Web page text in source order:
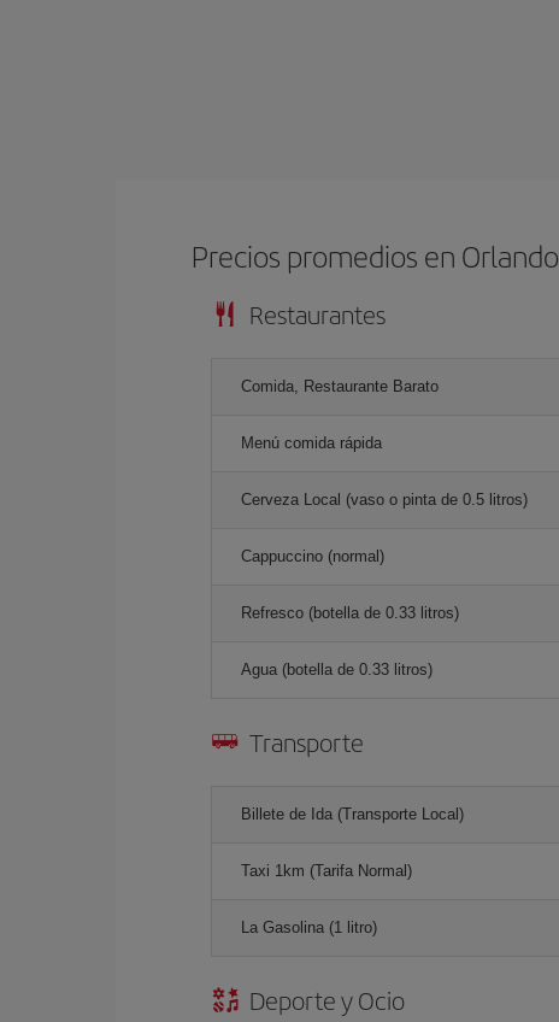
Precios promedios en Orlando
Restaurantes
Comida, Restaurante Barato
Menú comida rápida
Cerveza Local (vaso o pinta de 0.5 litros)
Cappuccino (normal)
Refresco (botella de 0.33 litros)
Agua (botella de 0.33 litros)
Transporte
Billete de Ida (Transporte Local)
Taxi 1km (Tarifa Normal)
La Gasolina (1 litro)
Deporte y Ocio